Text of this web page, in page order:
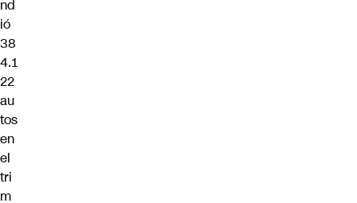
nd
ió
38
4.1
22
au
tos
en
el
tri
m